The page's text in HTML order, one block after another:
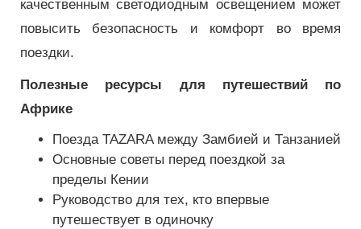
качественным светодиодным освещением может
повысить безопасность и комфорт во время
поездки.
Полезные ресурсы для путешествий по
Африке
Поезда TAZARA между Замбией и Танзанией
Основные советы перед поездкой за
пределы Кении
Руководство для тех, кто впервые
путешествует в одиночку